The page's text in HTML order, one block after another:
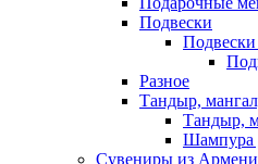
Подвески
Разное
Тандыр,
Тандыр,
Шампура
Сувениры из